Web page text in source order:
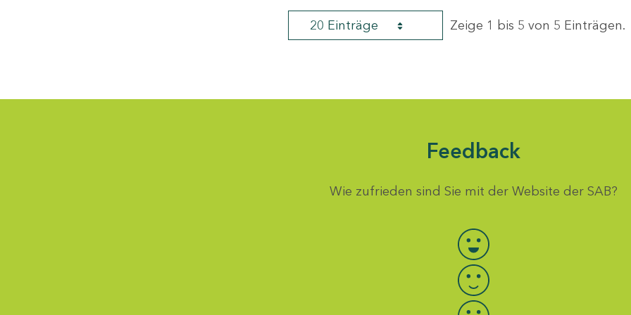
20 Einträge Zeige 1 bis 5 von 5 Einträgen.
Feedback
Wie zufrieden sind Sie mit der Website der SAB?
Bewertung auswählen